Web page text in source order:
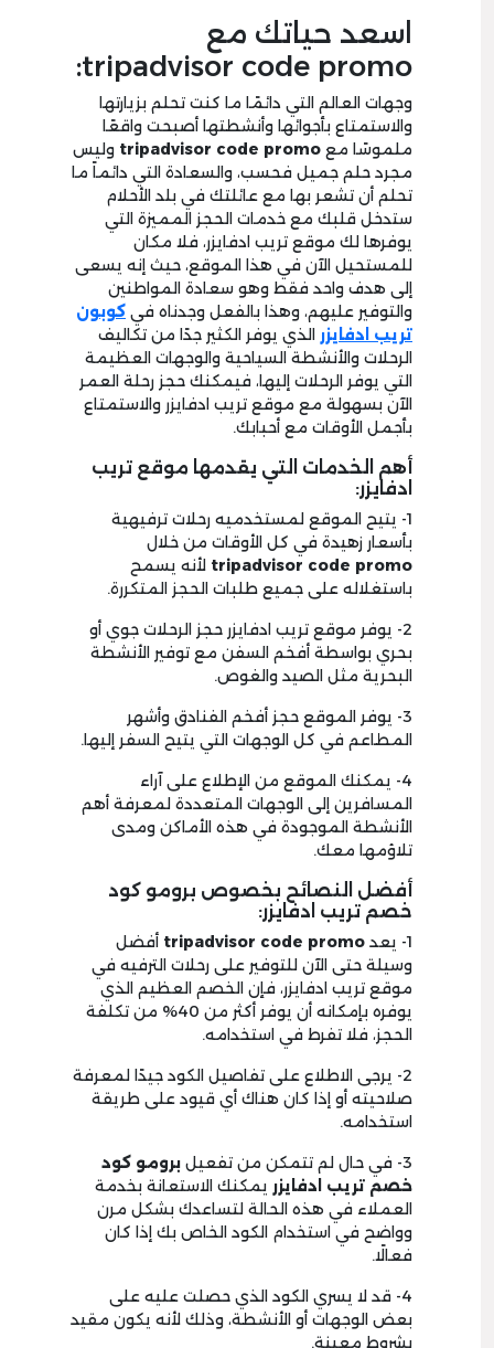
اسعد حياتك مع
tripadvisor code promo:
وجهات العالم التي دائمًا ما كنت تحلم بزيارتها
والاستمتاع بأجوائها وأنشطتها أصبحت واقعًا
ملموسًا مع tripadvisor code promo وليس
مجرد حلم جميل فحسب، والسعادة التي دائماً ما
تحلم أن تشعر بها مع عائلتك في بلد الأحلام
ستدخل قلبك مع خدمات الحجز المميزة التي
يوفرها لك موقع تريب ادفايزر، فلا مكان
للمستحيل الآن في هذا الموقع، حيث إنه يسعى
إلى هدف واحد فقط وهو سعادة المواطنين
والتوفير عليهم، وهذا بالفعل وجدناه في كوبون
تريب ادفايزر الذي يوفر الكثير جدًا من تكاليف
الرحلات والأنشطة السياحية والوجهات العظيمة
التي يوفر الرحلات إليها، فيمكنك حجز رحلة العمر
الآن بسهولة مع موقع تريب ادفايزر والاستمتاع
بأجمل الأوقات مع أحبابك.
أهم الخدمات التي يقدمها موقع تريب
ادفايزر:
1- يتيح الموقع لمستخدميه رحلات ترفيهية
بأسعار زهيدة في كل الأوقات من خلال
tripadvisor code promo لأنه يسمح
باستغلاله على جميع طلبات الحجز المتكررة.
2- يوفر موقع تريب ادفايزر حجز الرحلات جوي أو
بحري بواسطة أفخم السفن مع توفير الأنشطة
البحرية مثل الصيد والغوص.
3- يوفر الموقع حجز أفخم الفنادق وأشهر
المطاعم في كل الوجهات التي يتيح السفر إليها.
4- يمكنك الموقع من الإطلاع على آراء
المسافرين إلى الوجهات المتعددة لمعرفة أهم
الأنشطة الموجودة في هذه الأماكن ومدى
تلاؤمها معك.
أفضل النصائح بخصوص برومو كود
خصم تريب ادفايزر:
1- يعد tripadvisor code promo أفضل
وسيلة حتى الآن للتوفير على رحلات الترفيه في
موقع تريب ادفايزر، فإن الخصم العظيم الذي
يوفره بإمكانه أن يوفر أكثر من 40% من تكلفة
الحجز، فلا تفرط في استخدامه.
2- يرجى الاطلاع على تفاصيل الكود جيدًا لمعرفة
صلاحيته أو إذا كان هناك أي قيود على طريقة
استخدامه.
3- في حال لم تتمكن من تفعيل
برومو كود
خصم تريب ادفايزر يمكنك الاستعانة بخدمة
العملاء في هذه الحالة لتساعدك بشكل مرن
وواضح في استخدام الكود الخاص بك إذا كان
فعالًا.
4- قد لا يسري الكود الذي حصلت عليه على
بعض الوجهات أو الأنشطة، وذلك لأنه يكون مقيد
بشروط معينة.